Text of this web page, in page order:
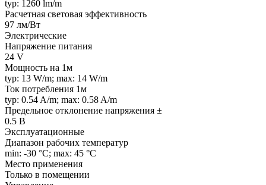
typ: 1260 lm/m
Расчетная световая эффективность
97 лм/Вт
Электрические
Напряжение питания
24 V
Мощность на 1м
typ: 13 W/m; max: 14 W/m
Ток потребления 1м
typ: 0.54 A/m; max: 0.58 A/m
Предельное отклонение напряжения ±
0.5 В
Эксплуатационные
Диапазон рабочих температур
min: -30 °C; max: 45 °C
Место применения
Только в помещении